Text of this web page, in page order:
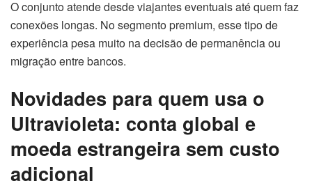
O conjunto atende desde viajantes eventuais até quem faz
conexões longas. No segmento premium, esse tipo de
experiência pesa muito na decisão de permanência ou
migração entre bancos.
Novidades para quem usa o
Ultravioleta: conta global e
moeda estrangeira sem custo
adicional